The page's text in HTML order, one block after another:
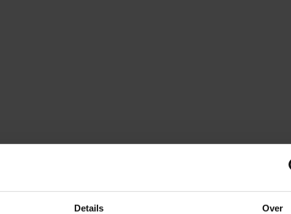
Details Over